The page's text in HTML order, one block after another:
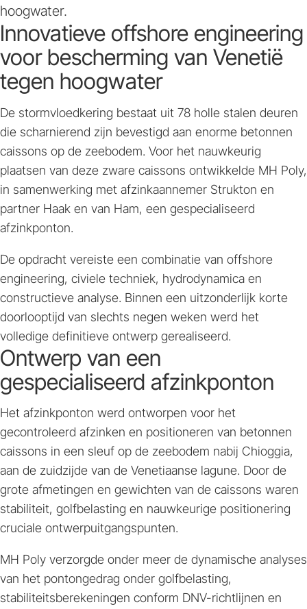
hoogwater.
Innovatieve offshore engineering
voor bescherming van Venetië
tegen hoogwater
De stormvloedkering bestaat uit 78 holle stalen deuren
die scharnierend zijn bevestigd aan enorme betonnen
caissons op de zeebodem. Voor het nauwkeurig
plaatsen van deze zware caissons ontwikkelde MH Poly,
in samenwerking met afzinkaannemer Strukton en
partner Haak en van Ham, een gespecialiseerd
afzinkponton.
De opdracht vereiste een combinatie van offshore
engineering, civiele techniek, hydrodynamica en
constructieve analyse. Binnen een uitzonderlijk korte
doorlooptijd van slechts negen weken werd het
volledige definitieve ontwerp gerealiseerd.
Ontwerp van een
gespecialiseerd afzinkponton
Het afzinkponton werd ontworpen voor het
gecontroleerd afzinken en positioneren van betonnen
caissons in een sleuf op de zeebodem nabij Chioggia,
aan de zuidzijde van de Venetiaanse lagune. Door de
grote afmetingen en gewichten van de caissons waren
stabiliteit, golfbelasting en nauwkeurige positionering
cruciale ontwerpuitgangspunten.
MH Poly verzorgde onder meer de dynamische analyses
van het pontongedrag onder golfbelasting,
stabiliteitsberekeningen conform DNV-richtlijnen en